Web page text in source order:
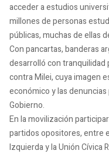
acceder a estudios
millones de personas
públicas, muchas de ellas
Con pancartas, banderas
desarrolló con
contra Milei, cuya imagen
económico y las
Gobierno.
En la movilización
partidos opositores, entre
Izquierda y la Unión Cívica